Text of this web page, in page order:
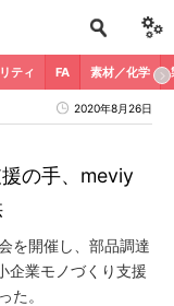
ティ FA 素材／化学
2020年8月26日
の手、meviy
を開催し、部品調達
企業モノづくり支援
た。